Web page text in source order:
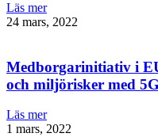
Läs mer
24 mars, 2022
Medborgarinitiativ i
och miljörisker med
Läs mer
1 mars, 2022